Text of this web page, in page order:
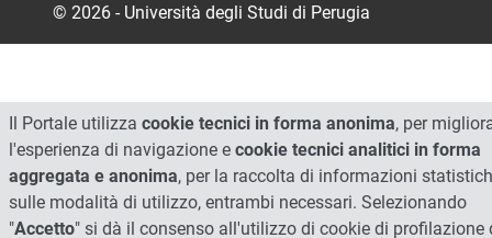
© 2026 - Università degli Studi di Perugia
Il Portale utilizza cookie tecnici in forma anonima, per
l'esperienza di navigazione e cookie tecnici analitici in forma
aggregata e anonima, per la raccolta di informazioni
sulle modalità di utilizzo, entrambi necessari. Selezionando
"Accetto" si dà il consenso all'utilizzo di cookie di profilazione